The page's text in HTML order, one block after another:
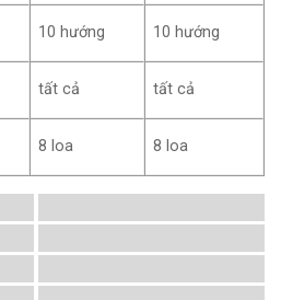
10 hướng 10 hướng
tất cả tất cả
8 loa 8 loa